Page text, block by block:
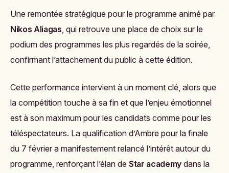
Une remontée stratégique pour le programme animé par
Nikos Aliagas , qui retrouve une place de choix sur le
podium des programmes les plus regardés de la soirée,
confirmant l’attachement du public à cette édition.
Cette performance intervient à un moment clé, alors que
la compétition touche à sa fin et que l’enjeu émotionnel
est à son maximum pour les candidats comme pour les
téléspectateurs. La qualification d’Ambre pour la finale
du 7 février a manifestement relancé l’intérêt autour du
programme, renforçant l’élan de Star academy dans la